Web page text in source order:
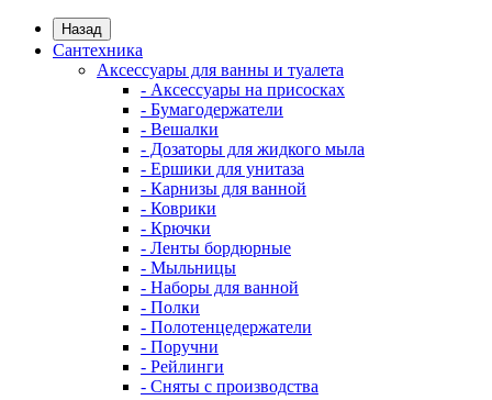
Назад
Сантехника
Аксессуары для ванны и туалета
- Аксессуары на присосках
- Бумагодержатели
- Вешалки
- Дозаторы для жидкого мыла
- Ершики для унитаза
- Карнизы для ванной
- Коврики
- Крючки
- Ленты бордюрные
- Мыльницы
- Наборы для ванной
- Полки
- Полотенцедержатели
- Поручни
- Рейлинги
- Сняты с производства